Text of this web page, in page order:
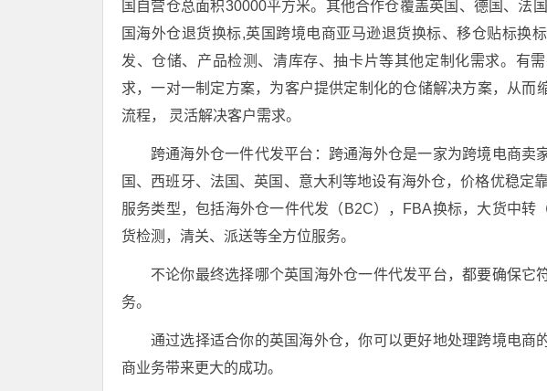
国自营仓总面积30000平方米。其他合作仓覆盖英国、德国、法
国海外仓退货换标,英国跨境电商亚马逊退货换标、移仓贴标换
发、仓储、产品检测、清库存、抽卡片等其他定制化需求。有
求，一对一制定方案，为客户提供定制化的仓储解决方案，从而
流程， 灵活解决客户需求。
跨通海外仓一件代发平台：跨通海外仓是一家为跨境电商卖
国、西班牙、法国、英国、意大利等地设有海外仓，价格优稳定
服务类型，包括海外仓一件代发（B2C），FBA换标，大货中转
货检测，清关、派送等全方位服务。
不论你最终选择哪个英国海外仓一件代发平台，都要确保它
务。
通过选择适合你的英国海外仓，你可以更好地处理跨境电商
商业务带来更大的成功。